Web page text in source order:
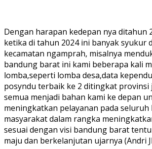
Dengan harapan kedepan nya ditahun
ketika di tahun 2024 ini banyak syukur
kecamatan ngamprah, misalnya
bandung barat ini kami beberapa kali
lomba,seperti lomba desa,data
posyndu terbaik ke 2 ditingkat provinsi
semua menjadi bahan kami ke depan
meningkatkan pelayanan pada seluruh
masyarakat dalam rangka
sesuai dengan visi bandung barat
maju dan berkelanjutan ujarnya (Andri